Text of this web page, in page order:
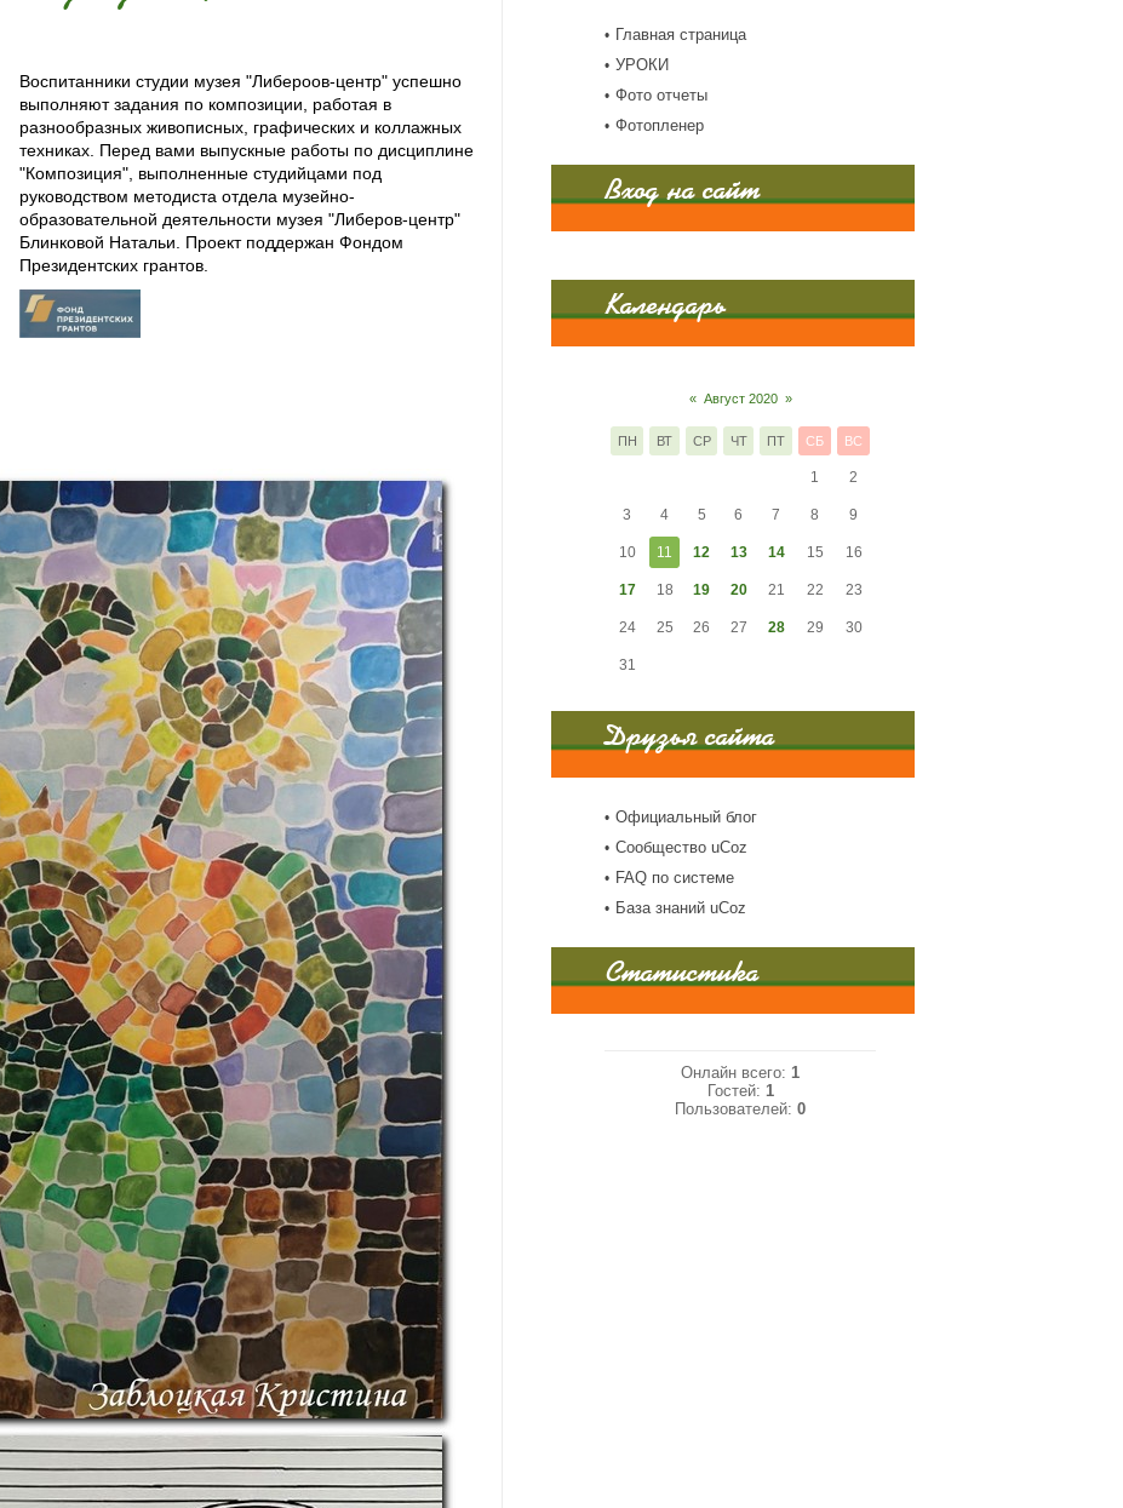
Воспитанники студии музея "Либероов-центр" успешно
выполняют задания по композиции, работая в
разнообразных живописных, графических и коллажных
техниках. Перед вами выпускные работы по дисциплине
"Композиция", выполненные студийцами под
руководством методиста отдела музейно-
образовательной деятельности музея "Либеров-центр"
Блинковой Натальи. Проект поддержан Фондом
Президентских грантов.
Главная страница
УРОКИ
Фото отчеты
Фотопленер
Вход на сайт
Календарь
« Август 2020 »
ПН ВТ СР ЧТ ПТ СБ ВС
1 2
3 4 5 6 7 8 9
10 11 12 13 14 15 16
17 18 19 20 21 22 23
24 25 26 27 28 29 30
31
Друзья сайта
Официальный блог
Сообщество uCoz
FAQ по системе
База знаний uCoz
Статистика
Онлайн всего: 1
Гостей: 1
Пользователей: 0